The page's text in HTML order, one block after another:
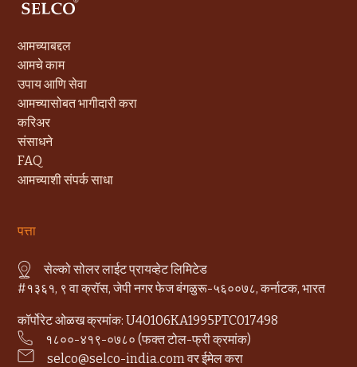
आमच्याबद्दल
आमचे काम
उपाय आणि सेवा
आमच्यासोबत भागीदारी करा
करिअर
संसाधने
FAQ
आमच्याशी संपर्क साधा
पत्ता
सेल्को सोलर लाईट प्रायव्हेट लिमिटेड
#१३६१, ९ वा क्रॉस, जेपी नगर फेज बंगळुरू-५६००७८, कर्नाटक, भारत
कॉर्पोरेट ओळख क्रमांक: U40106KA1995PTC017498
१८००-४१९-०७८० (फक्त टोल-फ्री क्रमांक)
selco@selco-india.com वर ईमेल करा